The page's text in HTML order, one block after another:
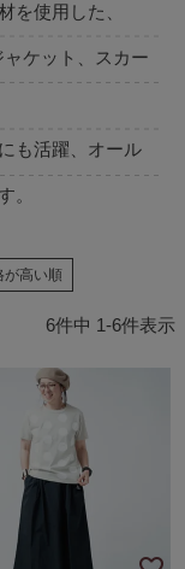
を使用した、
ケット、スカー
も活躍、オール
。
が高い順
6件中 1-6件表示